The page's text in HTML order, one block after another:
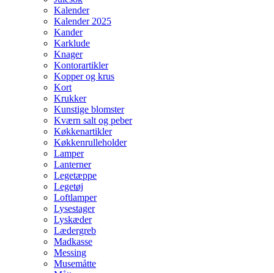
Kalender
Kalender 2025
Kander
Karklude
Knager
Kontorartikler
Kopper og krus
Kort
Krukker
Kunstige blomster
Kværn salt og peber
Køkkenartikler
Køkkenrulleholder
Lamper
Lanterner
Legetæppe
Legetøj
Loftlamper
Lysestager
Lyskæder
Lædergreb
Madkasse
Messing
Musemåtte